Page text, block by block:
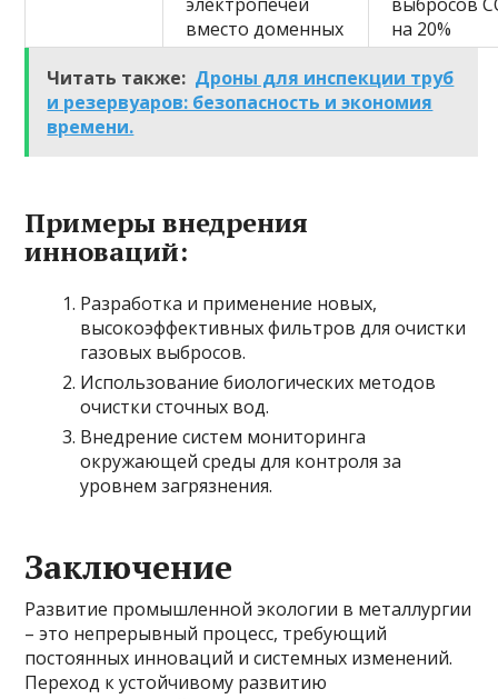
вместо доменных
на 20%
Читать также: Дроны для инспекции труб
и резервуаров: безопасность и экономия
времени.
Примеры внедрения
инноваций:
Разработка и применение новых,
высокоэффективных фильтров для очистки
газовых выбросов.
Использование биологических методов
очистки сточных вод.
Внедрение систем мониторинга
окружающей среды для контроля за
уровнем загрязнения.
Заключение
Развитие промышленной экологии в металлургии
– это непрерывный процесс, требующий
постоянных инноваций и системных изменений.
Переход к устойчивому развитию